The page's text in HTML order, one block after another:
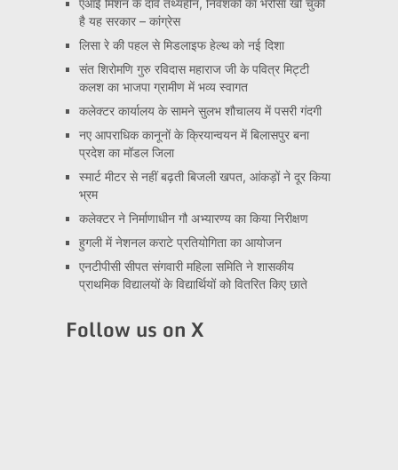
एआई मिशन के दावे तथ्यहीन, निवेशकों का भरोसा खो चुकी
है यह सरकार – कांग्रेस
लिसा रे की पहल से मिडलाइफ हेल्थ को नई दिशा
संत शिरोमणि गुरु रविदास महाराज जी के पवित्र मिट्टी
कलश का भाजपा ग्रामीण में भव्य स्वागत
कलेक्टर कार्यालय के सामने सुलभ शौचालय में पसरी गंदगी
नए आपराधिक कानूनों के क्रियान्वयन में बिलासपुर बना
प्रदेश का मॉडल जिला
स्मार्ट मीटर से नहीं बढ़ती बिजली खपत, आंकड़ों ने दूर किया
भ्रम
कलेक्टर ने निर्माणाधीन गौ अभ्यारण्य का किया निरीक्षण
हुगली में नेशनल कराटे प्रतियोगिता का आयोजन
एनटीपीसी सीपत संगवारी महिला समिति ने शासकीय
प्राथमिक विद्यालयों के विद्यार्थियों को वितरित किए छाते
Follow us on X